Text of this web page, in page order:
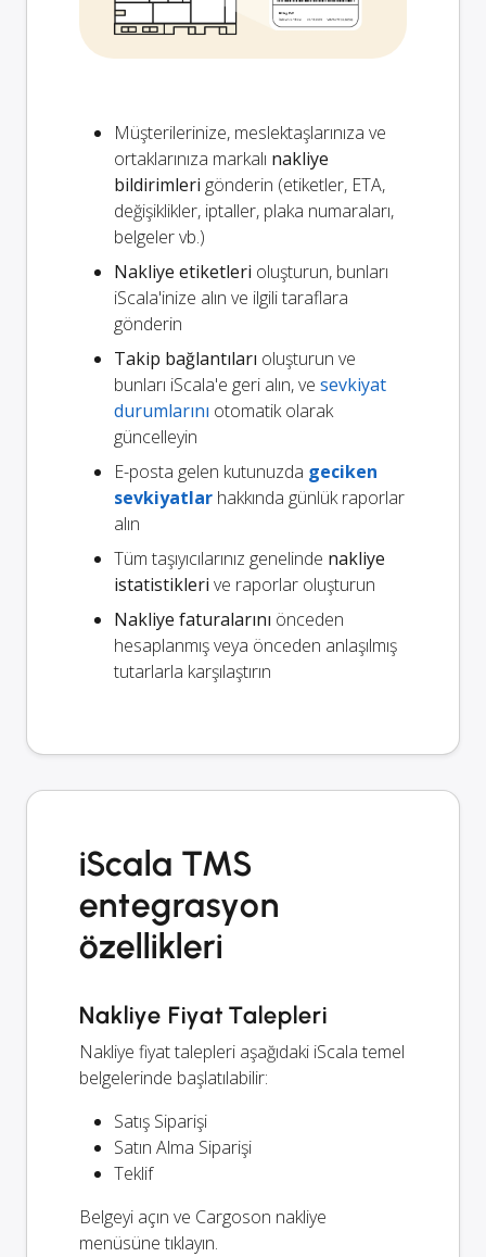
Müşterilerinize, meslektaşlarınıza ve
ortaklarınıza markalı nakliye
bildirimleri gönderin (etiketler, ETA,
değişiklikler, iptaller, plaka numaraları,
belgeler vb.)
Nakliye etiketleri oluşturun, bunları
iScala'inize alın ve ilgili taraflara
gönderin
Takip bağlantıları oluşturun ve
bunları iScala'e geri alın, ve sevkiyat
durumlarını otomatik olarak
güncelleyin
E-posta gelen kutunuzda geciken
sevkiyatlar hakkında günlük raporlar
alın
Tüm taşıyıcılarınız genelinde nakliye
istatistikleri ve raporlar oluşturun
Nakliye faturalarını önceden
hesaplanmış veya önceden anlaşılmış
tutarlarla karşılaştırın
iScala TMS
entegrasyon
özellikleri
Nakliye Fiyat Talepleri
Nakliye fiyat talepleri aşağıdaki iScala temel
belgelerinde başlatılabilir:
Satış Siparişi
Satın Alma Siparişi
Teklif
Belgeyi açın ve Cargoson nakliye
menüsüne tıklayın.